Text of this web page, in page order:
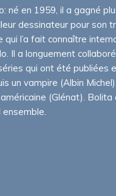
né en 1959, il a gagné
dessinateur pour son
qui l’a fait connaître
Il a longuement
qui ont été publiées
un vampire (Albin
(Glénat).